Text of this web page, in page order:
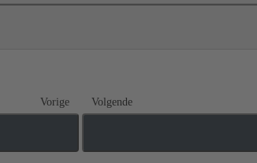
Vorige Volgende